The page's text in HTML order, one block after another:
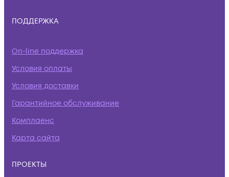
ПОДДЕРЖКА
On-line поддержка
Условия оплаты
Условия доставки
Гарантийное обслуживание
Комплаенс
Карта сайта
ПРОЕКТЫ